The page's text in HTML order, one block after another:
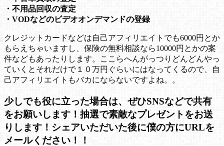
・不用品回収の査定
・VODなどのビデオオンデマンドの登録
クレジットカードなどは自己アフィリエイトでも6000円とか
もらえちゃいますし、保険の無料相談なら10000円とかの案
件などもあったりします。ここらへんがっつりどんどんやっ
ていくとそれだけで１０万円ぐらいにはなってくるので、自
己アフィリエイトもバカにならないですよね。。
少しでも役に立った場合は、ぜひSNSなどで共有
をお願いします！抽選で素敵なプレゼントをお送
りします！シェアいただいた後に僕の方にURLを
メールください！！